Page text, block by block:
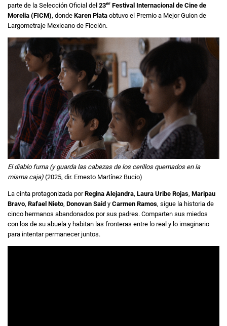
parte de la Selección Oficial de l 23er Festival Internacional de Cine de
Morelia (FICM), donde Karen Plata obtuvo el Premio a Mejor Guion de
Largometraje Mexicano de Ficción.
El diablo fuma (y guarda las cabezas de los cerillos quemados en la
misma caja) (2025, dir. Ernesto Martínez Bucio)
La cinta protagonizada porRegina Alejandra, Laura Uribe Rojas, Maripau
Bravo, Rafael Nieto, Donovan Said y Carmen Ramos, sigue la historia de
cinco hermanos abandonados por sus padres. Comparten sus miedos
con los de su abuela y habitan las fronteras entre lo real y lo imaginario
para intentar permanecer juntos.